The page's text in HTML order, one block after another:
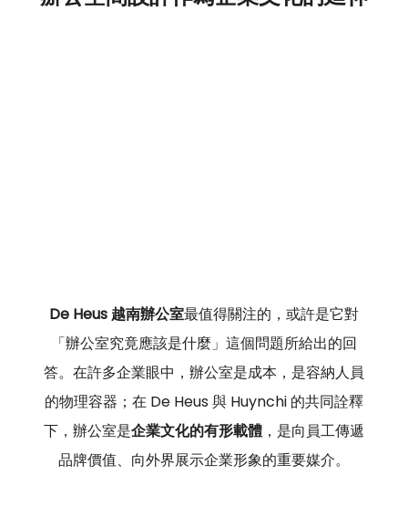
De Heus 越南辦公室最值得關注的，或許是它對
「辦公室究竟應該是什麼」這個問題所給出的回
答。在許多企業眼中，辦公室是成本，是容納人員
的物理容器；在 De Heus 與 Huynchi 的共同詮釋
下，辦公室是企業文化的有形載體，是向員工傳遞
品牌價值、向外界展示企業形象的重要媒介。